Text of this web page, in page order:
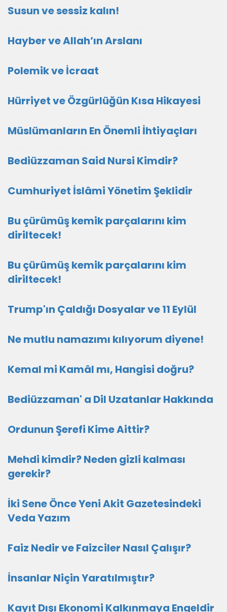
Susun ve sessiz kalın!
Hayber ve Allah’ın Arslanı
Polemik ve İcraat
Hürriyet ve Özgürlüğün Kısa Hikayesi
Müslümanların En Önemli İhtiyaçları
Bediüzzaman Said Nursi Kimdir?
Cumhuriyet İslâmi Yönetim Şeklidir
Bu çürümüş kemik parçalarını kim
diriltecek!
Bu çürümüş kemik parçalarını kim
diriltecek!
Trump'ın Çaldığı Dosyalar ve 11 Eylül
Ne mutlu namazımı kılıyorum diyene!
Kemal mi Kamâl mı, Hangisi doğru?
Bediüzzaman' a Dil Uzatanlar Hakkında
Ordunun Şerefi Kime Aittir?
Mehdi kimdir? Neden gizli kalması
gerekir?
İki Sene Önce Yeni Akit Gazetesindeki
Veda Yazım
Faiz Nedir ve Faizciler Nasıl Çalışır?
İnsanlar Niçin Yaratılmıştır?
Kayıt Dışı Ekonomi Kalkınmaya Engeldir